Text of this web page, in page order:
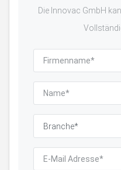
Die Innovac GmbH